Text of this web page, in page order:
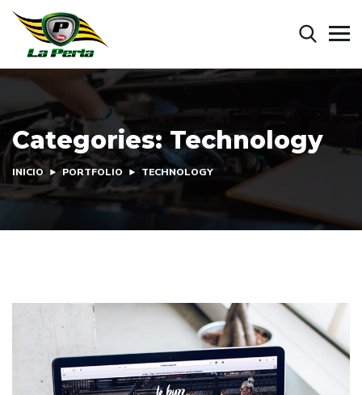
Categories:Technology
INICIO PORTFOLIO TECHNOLOGY